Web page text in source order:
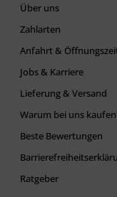
Über uns
Zahlarten
Anfahrt &
Jobs & Karriere
Lieferung & Versand
Warum bei uns
Beste Bewertungen
Ratgeber